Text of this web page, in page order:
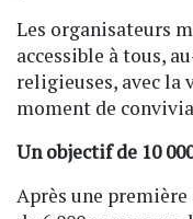
Les organisateurs
accessible à tous,
religieuses, avec la
moment de
Un objectif de 10
Après une